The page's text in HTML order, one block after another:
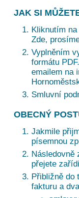
JAK SI
Kliknutím
Zde,
Vyplněním
formátu
emailem na
Smluvní
OBECNÝ
Jakmile
písemnou
Následovně
přejete
Přibližně do
fakturu a